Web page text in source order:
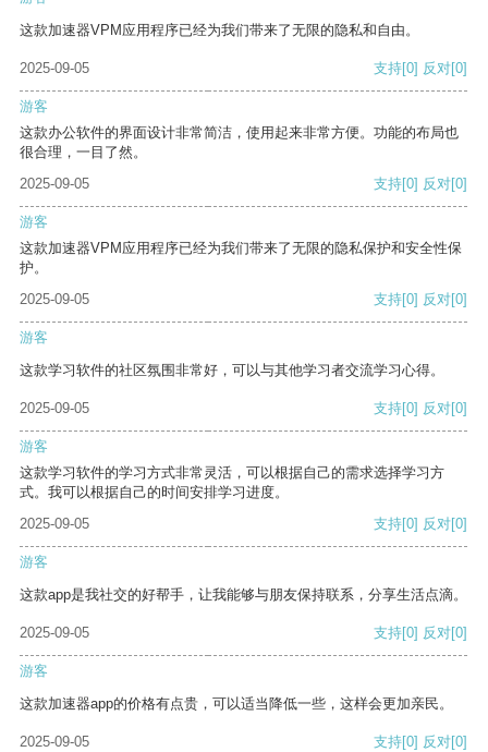
这款加速器VPM应用程序已经为我们带来了无限的隐私和自由。
2025-09-05 支持[0] 反对[0]
游客
这款办公软件的界面设计非常简洁，使用起来非常方便。功能的布局也
很合理，一目了然。
2025-09-05
支持[0] 反对[0]
游客
这款加速器VPM应用程序已经为我们带来了无限的隐私保护和安全性保
护。
2025-09-05
支持[0] 反对[0]
游客
这款学习软件的社区氛围非常好，可以与其他学习者交流学习心得。
2025-09-05 支持[0] 反对[0]
游客
这款学习软件的学习方式非常灵活，可以根据自己的需求选择学习方
式。我可以根据自己的时间安排学习进度。
2025-09-05
支持[0] 反对[0]
游客
这款app是我社交的好帮手，让我能够与朋友保持联系，分享生活点滴。
2025-09-05 支持[0] 反对[0]
游客
这款加速器app的价格有点贵，可以适当降低一些，这样会更加亲民。
2025-09-05 支持[0] 反对[0]